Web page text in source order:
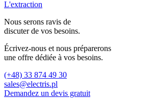
L'extraction
Nous serons ravis de
discuter de vos besoins.
Écrivez-nous et nous préparerons
une offre dédiée à vos besoins.
(+48) 33 874 49 30
sales@electris.pl
Demandez un devis gratuit